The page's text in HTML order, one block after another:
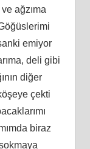
ağzıma
emiyor
deli gibi
diğer
çekti
biraz